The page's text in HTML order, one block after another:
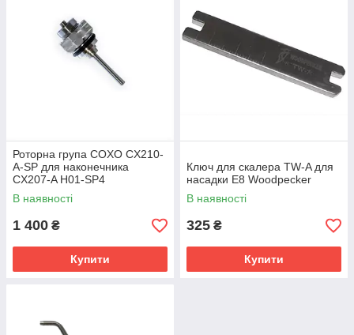
Роторна група COXO CX210-
A-SP для наконечника
CX207-A H01-SP4
В наявності
1 400 ₴
Купити
Ключ для скалера TW-A для
насадки E8 Woodpecker
В наявності
325 ₴
Купити